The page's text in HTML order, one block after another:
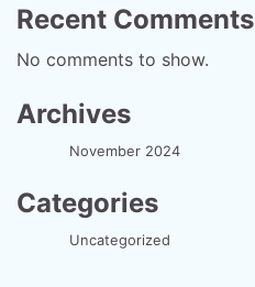
Recent Comments
No comments to show.
Archives
November 2024
Categories
Uncategorized